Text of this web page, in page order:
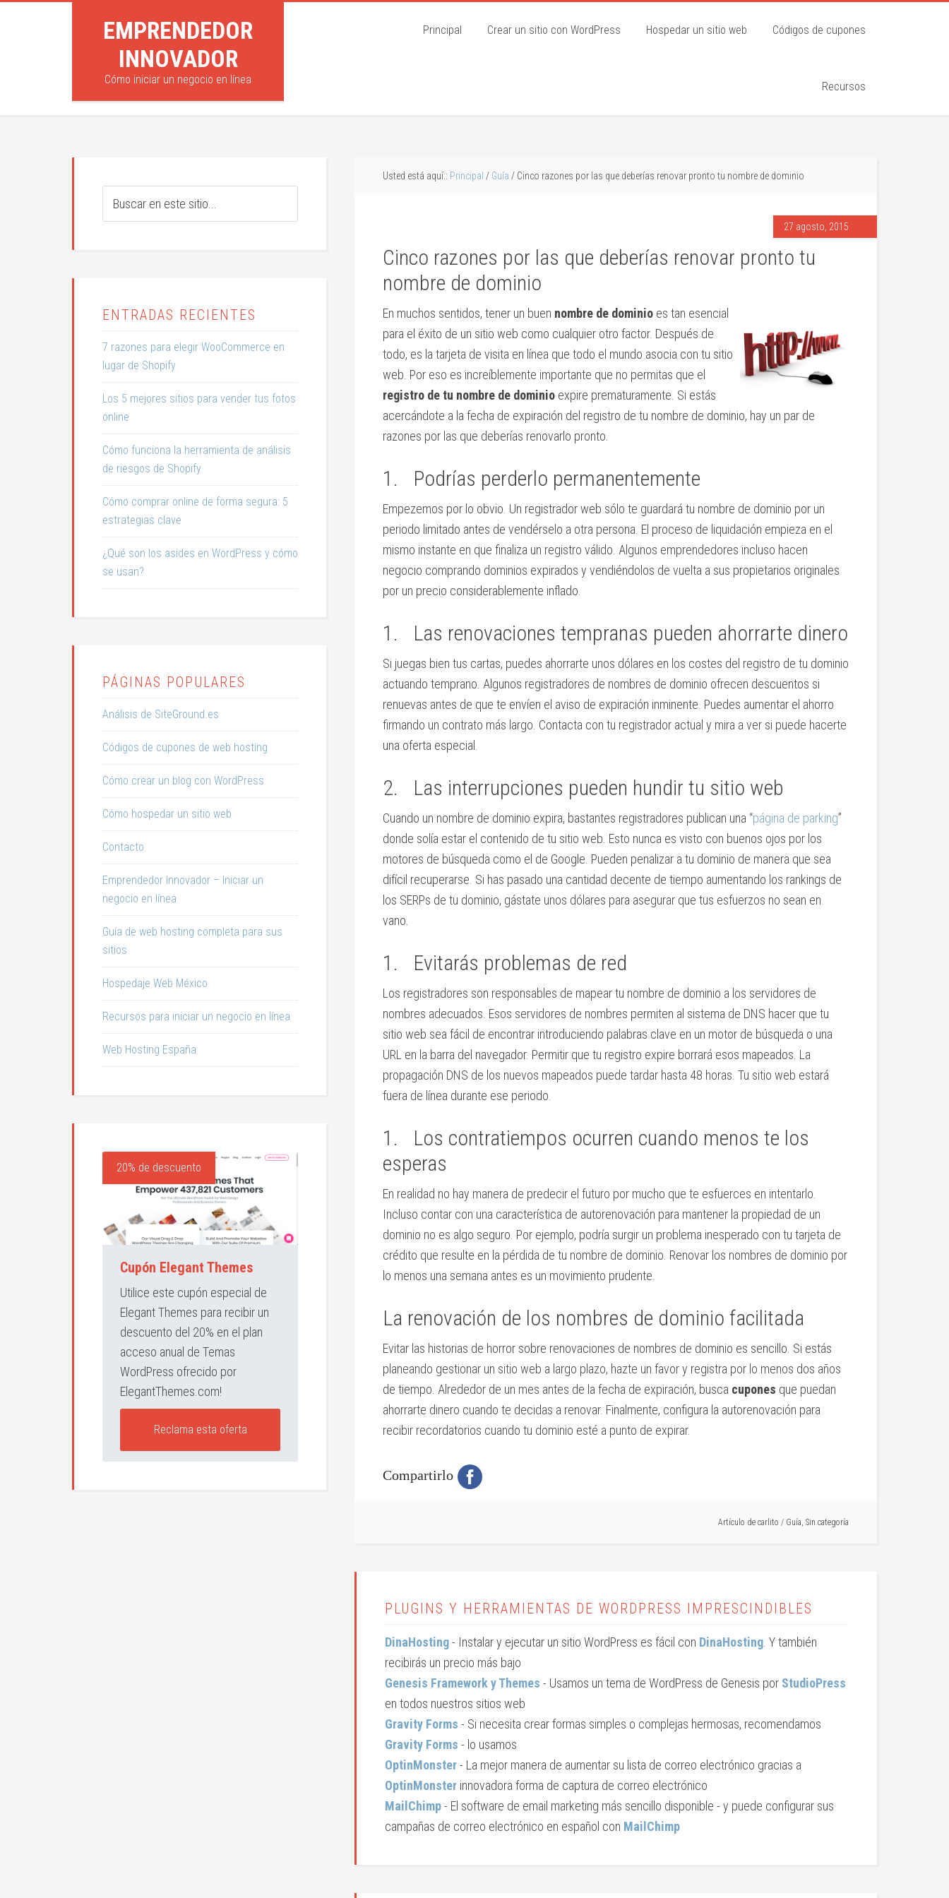
EMPRENDEDOR
INNOVADOR
Cómo iniciar un negocio en línea
Principal Crear un sitio con WordPress Hospedar un sitio web Códigos de cupones
Recursos
Usted está aquí:: Principal / Guía / Cinco razones por las que deberías renovar pronto tu nombre de dominio
27 agosto, 2015
Cinco razones por las que deberías renovar pronto tu
nombre de dominio
En muchos sentidos, tener un buen nombre de dominio es tan esencial
para el éxito de un sitio web como cualquier otro factor. Después de
todo, es la tarjeta de visita en línea que todo el mundo asocia con tu sitio
web. Por eso es increíblemente importante que no permitas que el
registro de tu nombre de dominio expire prematuramente. Si estás
acercándote a la fecha de expiración del registro de tu nombre de dominio, hay un par de
razones por las que deberías renovarlo pronto.
1. Podrías perderlo permanentemente
Empezemos por lo obvio. Un registrador web sólo te guardará tu nombre de dominio por un
periodo limitado antes de vendérselo a otra persona. El proceso de liquidación empieza en el
mismo instante en que finaliza un registro válido. Algunos emprendedores incluso hacen
negocio comprando dominios expirados y vendiéndolos de vuelta a sus propietarios originales
por un precio considerablemente inflado.
1. Las renovaciones tempranas pueden ahorrarte dinero
Si juegas bien tus cartas, puedes ahorrarte unos dólares en los costes del registro de tu dominio
actuando temprano. Algunos registradores de nombres de dominio ofrecen descuentos si
renuevas antes de que te envíen el aviso de expiración inminente. Puedes aumentar el ahorro
firmando un contrato más largo. Contacta con tu registrador actual y mira a ver si puede hacerte
una oferta especial.
2. Las interrupciones pueden hundir tu sitio web
Cuando un nombre de dominio expira, bastantes registradores publican una “página de parking”
donde solía estar el contenido de tu sitio web. Esto nunca es visto con buenos ojos por los
motores de búsqueda como el de Google. Pueden penalizar a tu dominio de manera que sea
difícil recuperarse. Si has pasado una cantidad decente de tiempo aumentando los rankings de
los SERPs de tu dominio, gástate unos dólares para asegurar que tus esfuerzos no sean en
vano.
1. Evitarás problemas de red
Los registradores son responsables de mapear tu nombre de dominio a los servidores de
nombres adecuados. Esos servidores de nombres permiten al sistema de DNS hacer que tu
sitio web sea fácil de encontrar introduciendo palabras clave en un motor de búsqueda o una
URL en la barra del navegador. Permitir que tu registro expire borrará esos mapeados. La
propagación DNS de los nuevos mapeados puede tardar hasta 48 horas. Tu sitio web estará
fuera de línea durante ese periodo.
1. Los contratiempos ocurren cuando menos te los
esperas
En realidad no hay manera de predecir el futuro por mucho que te esfuerces en intentarlo.
Incluso contar con una característica de autorenovación para mantener la propiedad de un
dominio no es algo seguro. Por ejemplo, podría surgir un problema inesperado con tu tarjeta de
crédito que resulte en la pérdida de tu nombre de dominio. Renovar los nombres de dominio por
lo menos una semana antes es un movimiento prudente.
La renovación de los nombres de dominio facilitada
Evitar las historias de horror sobre renovaciones de nombres de dominio es sencillo. Si estás
planeando gestionar un sitio web a largo plazo, hazte un favor y registra por lo menos dos años
de tiempo. Alrededor de un mes antes de la fecha de expiración, busca cupones que puedan
ahorrarte dinero cuando te decidas a renovar. Finalmente, configura la autorenovación para
recibir recordatorios cuando tu dominio esté a punto de expirar.
Compartirlo
Artículo de carlito / Guía, Sin categoría
PLUGINS Y HERRAMIENTAS DE WORDPRESS IMPRESCINDIBLES
DinaHosting- Instalar y ejecutar un sitio WordPress es fácil con DinaHosting . Y también
recibirás un precio más bajo
Genesis Framework y Themes - Usamos un tema de WordPress de Genesis por StudioPress
en todos nuestros sitios web
Gravity Forms - Si necesita crear formas simples o complejas hermosas, recomendamos
Gravity Forms - lo usamos
OptinMonster- La mejor manera de aumentar su lista de correo electrónico gracias a
OptinMonster innovadora forma de captura de correo electrónico
MailChimp- El software de email marketing más sencillo disponible - y puede configurar sus
campañas de correo electrónico en español con MailChimp
ENTRADAS RECIENTES
7 razones para elegir WooCommerce en
lugar de Shopify
Los 5 mejores sitios para vender tus fotos
online
Cómo funciona la herramienta de análisis
de riesgos de Shopify
Cómo comprar online de forma segura: 5
estrategias clave
¿Qué son los asides en WordPress y cómo
se usan?
PÁGINAS POPULARES
Análisis de SiteGround.es
Códigos de cupones de web hosting
Cómo crear un blog con WordPress
Cómo hospedar un sitio web
Contacto
Emprendedor Innovador – Iniciar un
negocio en línea
Guía de web hosting completa para sus
sitios
Hospedaje Web México
Recursos para iniciar un negocio en línea
Web Hosting España
20% de descuento
Cupón Elegant Themes
Utilice este cupón especial de
Elegant Themes para recibir un
descuento del 20% en el plan
acceso anual de Temas
WordPress ofrecido por
ElegantThemes.com!
Reclama esta oferta